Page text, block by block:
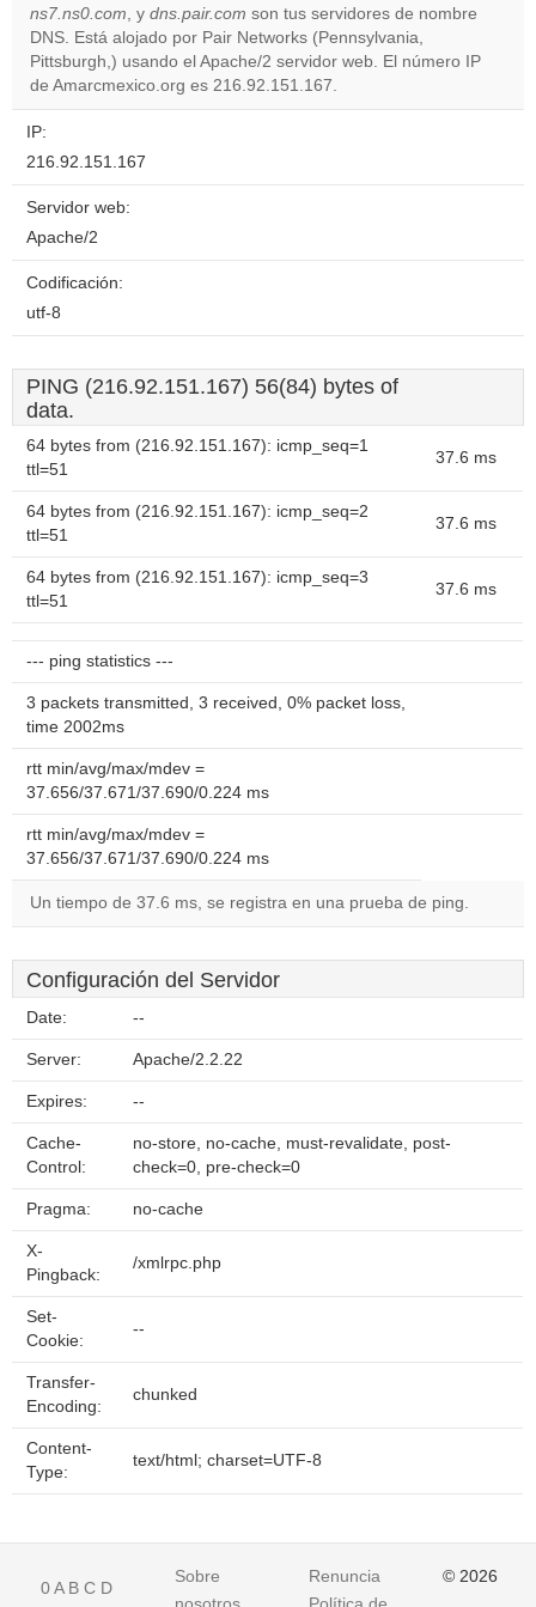
Do you
own this
OK
ns7.ns0.com, y dns.pair.com son tus servidores de nombre
DNS. Está alojado por Pair Networks (Pennsylvania,
Pittsburgh,) usando el Apache/2 servidor web. El número IP
de Amarcmexico.org es 216.92.151.167.
IP:
216.92.151.167
Servidor web:
Apache/2
Codificación:
utf-8
PING (216.92.151.167) 56(84) bytes of
data.
64 bytes from (216.92.151.167): icmp_seq=1
ttl=51
37.6 ms
64 bytes from (216.92.151.167): icmp_seq=2
ttl=51
37.6 ms
64 bytes from (216.92.151.167): icmp_seq=3
ttl=51
37.6 ms
--- ping statistics ---
3 packets transmitted, 3 received, 0% packet loss,
time 2002ms
rtt min/avg/max/mdev =
37.656/37.671/37.690/0.224 ms
rtt min/avg/max/mdev =
37.656/37.671/37.690/0.224 ms
Un tiempo de 37.6 ms, se registra en una prueba de ping.
Configuración del Servidor
Date: --
Server: Apache/2.2.22
Expires: --
Cache-
Control:
no-store, no-cache, must-revalidate, post-
check=0, pre-check=0
Pragma: no-cache
X-
Pingback:
/xmlrpc.php
Set-
Cookie:
--
Transfer-
Encoding:
chunked
Content-
Type:
text/html; charset=UTF-8
0A B C D
Sobre
Renuncia
© 2026